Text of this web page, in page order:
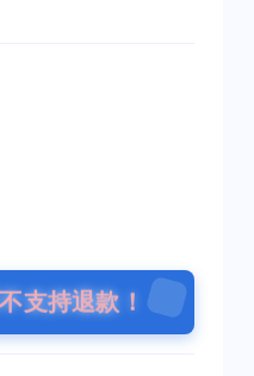
支持退款！